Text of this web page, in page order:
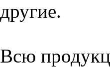
другие.
Всю